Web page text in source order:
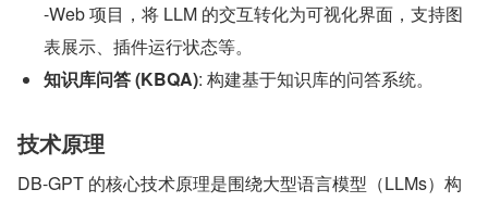
-Web 项目，将 LLM 的交互转化为可视化界面，支持图
表展示、插件运行状态等。
知识库问答 (KBQA): 构建基于知识库的问答系统。
技术原理
DB-GPT 的核心技术原理是围绕大型语言模型（LLMs）构